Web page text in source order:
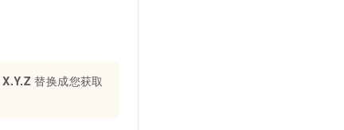
X.Y.Z 替换成您获取